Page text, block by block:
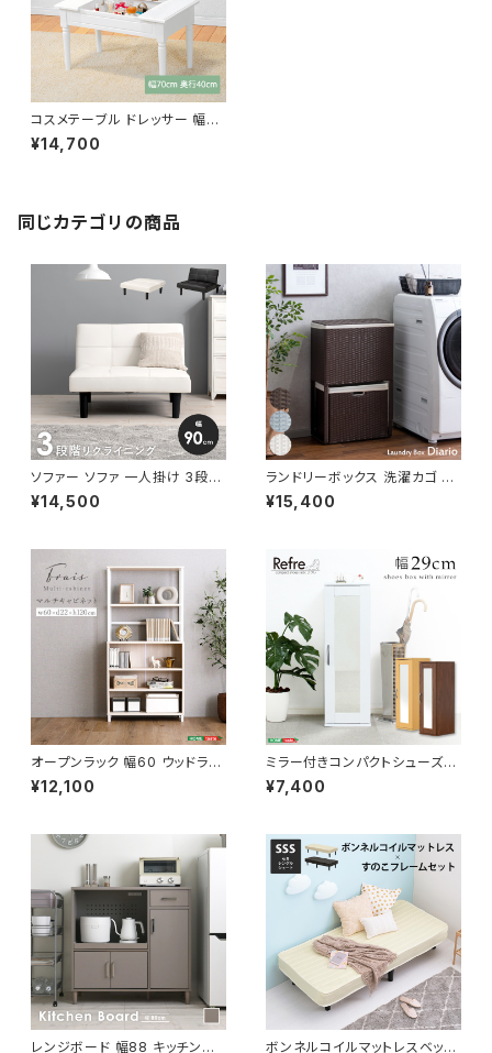
コスメテーブル ドレッサー 幅70
cm ドレッサーテーブル メイク
台 メイク机 一人暮らし センタ
¥14,700
同じカテゴリの商品
ソファー ソファ 一人掛け 3段階
リクライニング ローソファー 一
人暮らし 新生活 幅90
¥14,500
ランドリーボックス 洗濯カゴ 幅
50 奥行25 高さ80 完成品 新
生活 一人暮らし ランドリー収納
¥15,400
オープンラック 幅60 ウッドラッ
ク ラック シェルフ 収納棚 マル
チキャビネット ディスプレイラッ
¥12,100
ミラー付きコンパクトシューズラ
ック 幅29 シューズボックス シ
ューズラック 下駄箱 靴箱 玄関
¥7,400
レンジボード 幅88 キッチンカ ボンネルコイルマットレスベッド